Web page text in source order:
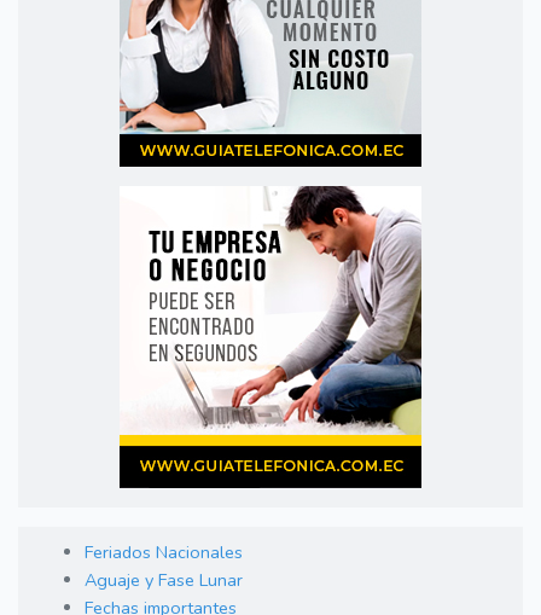
Feriados Nacionales
Aguaje y Fase Lunar
Fechas importantes